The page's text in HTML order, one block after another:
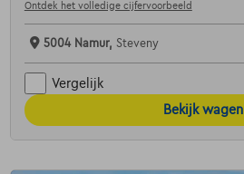
Ontdek het volledige cijfervoorbeeld
5004 Namur, Steveny
Vergelijk
Bekijk wagen